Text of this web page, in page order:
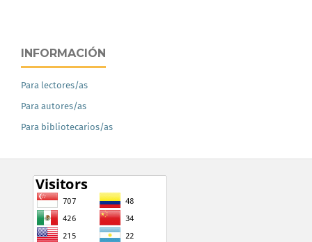
INFORMACIÓN
Para lectores/as
Para autores/as
Para bibliotecarios/as